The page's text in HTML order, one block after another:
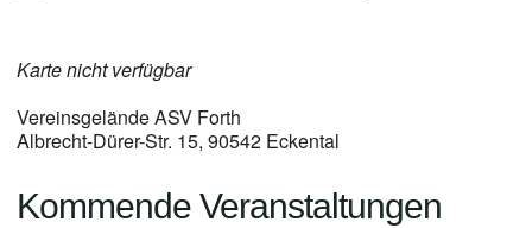
Karte nicht verfügbar
Vereinsgelände ASV Forth
Albrecht-Dürer-Str. 15, 90542 Eckental
Kommende Veranstaltungen